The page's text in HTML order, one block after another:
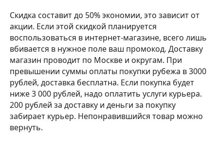
Скидка составит до 50% экономии, это зависит от
акции. Если этой скидкой планируется
воспользоваться в интернет-магазине, всего лишь
вбивается в нужное поле ваш промокод. Доставку
магазин проводит по Москве и округам. При
превышении суммы оплаты покупки рубежа в 3000
рублей, доставка бесплатна. Если покупка будет
ниже 3 000 рублей, надо оплатить услуги курьера.
200 рублей за доставку и деньги за покупку
забирает курьер. Непонравившийся товар можно
вернуть.